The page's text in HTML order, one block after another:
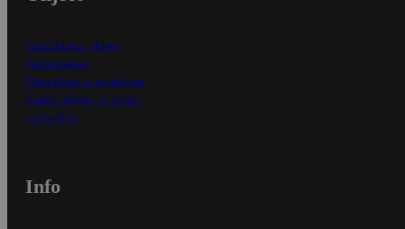
Ensitilaajan ohjeet
Näin maksat
Näin tilaat ja muokkaat
Kaikki ohjeet ja vinkit
In English
Info